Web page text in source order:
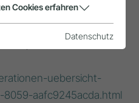
2023
uebersicht-
8059-aafc9245acda.html
Cookies erfahren
Datenschutz